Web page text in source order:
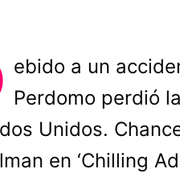
ebido a un
Perdomo perdió
Unidos.
en ‘Chilling